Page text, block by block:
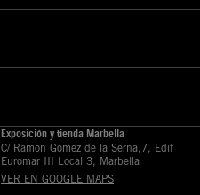
Exposición y tienda Marbella
C/ Ramón Gómez de la Serna,7, Edif
Euromar III Local 3, Marbella
VER EN GOOGLE MAPS